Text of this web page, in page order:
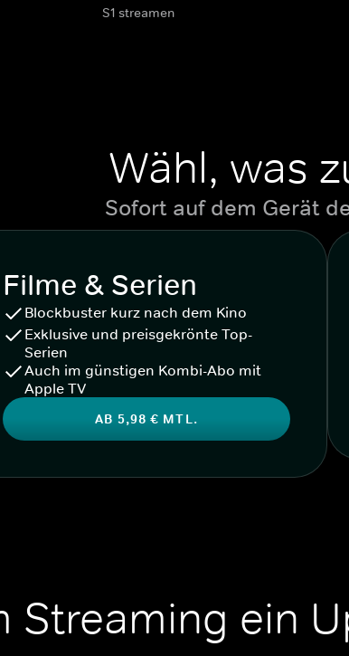
S1 streamen
Wähl, was
Sofort auf dem Gerät
Filme & Serien
Blockbuster kurz nach dem Kino
Exklusive und preisgekrönte Top-
Serien
Auch im günstigen Kombi-Abo mit
Apple TV
AB 5,98 € MTL.
Streaming ein